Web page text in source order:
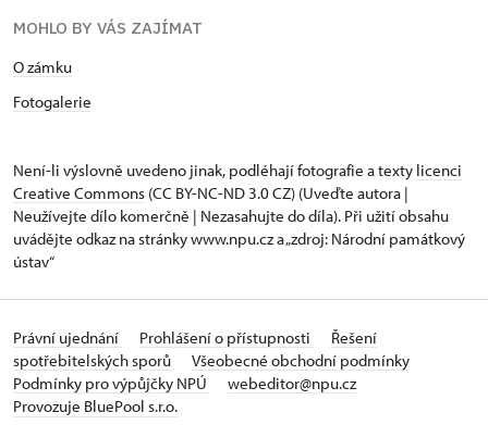
MOHLO BY VÁS ZAJÍMAT
O zámku
Fotogalerie
Není-li výslovně uvedeno jinak, podléhají fotografie a texty licenci
Creative Commons (CC BY-NC-ND 3.0 CZ) (Uveďte autora |
Neužívejte dílo komerčně | Nezasahujte do díla). Při užití obsahu
uvádějte odkaz na stránky www.npu.cz a „zdroj: Národní památkový
ústav“
Právní ujednání Prohlášení o přístupnosti
Řešení
spotřebitelských sporů
Všeobecné obchodní podmínky
Podmínky pro výpůjčky NPÚ
webeditor@npu.cz
Provozuje BluePool s.r.o.